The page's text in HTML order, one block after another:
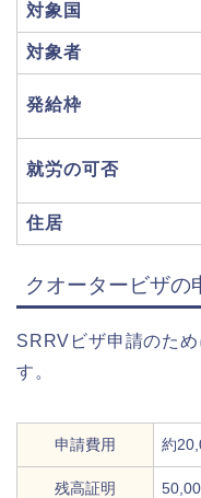
対象国
対象者
発給枠
就労の可否
住居
クオータービザの
SRRVビザ申請のた
す。
申請費用 約
残高証明